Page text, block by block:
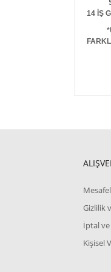
14 İŞ
Gizlilik
İptal ve
Kişisel